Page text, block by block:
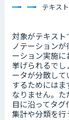
テキス
対象がテキス
ノテーション
ーション実施
挙げられるで
ータが分散し
するためには
なりません。
目に沿ってタ
集計や分類を行